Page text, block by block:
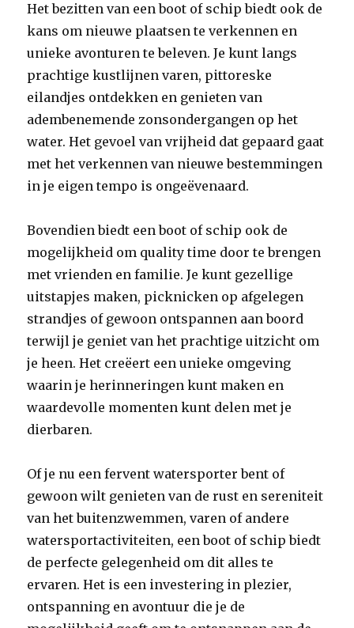
Het bezitten van een boot of schip biedt ook de
kans om nieuwe plaatsen te verkennen en
unieke avonturen te beleven. Je kunt langs
prachtige kustlijnen varen, pittoreske
eilandjes ontdekken en genieten van
adembenemende zonsondergangen op het
water. Het gevoel van vrijheid dat gepaard gaat
met het verkennen van nieuwe bestemmingen
in je eigen tempo is ongeëvenaard.
Bovendien biedt een boot of schip ook de
mogelijkheid om quality time door te brengen
met vrienden en familie. Je kunt gezellige
uitstapjes maken, picknicken op afgelegen
strandjes of gewoon ontspannen aan boord
terwijl je geniet van het prachtige uitzicht om
je heen. Het creëert een unieke omgeving
waarin je herinneringen kunt maken en
waardevolle momenten kunt delen met je
dierbaren.
Of je nu een fervent watersporter bent of
gewoon wilt genieten van de rust en sereniteit
van het buitenzwemmen, varen of andere
watersportactiviteiten, een boot of schip biedt
de perfecte gelegenheid om dit alles te
ervaren. Het is een investering in plezier,
ontspanning en avontuur die je de